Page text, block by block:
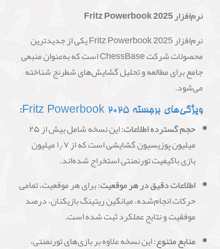
نرم‌افزار Fritz Powerbook 2025
نرم‌افزار Fritz Powerbook 2025 یکی از جدیدترین
محصولات شرکت ChessBase است که به‌عنوان منبعی
جامع برای مطالعه و تحلیل گشایش‌های شطرنج شناخته
می‌شود.
ویژگی‌های برجسته Fritz Powerbook 2025:
حجم گسترده اطلاعات:
این نسخه شامل بیش از ۲۵
میلیون پوزیسیون گشایشی است که از ۱٫۷ میلیون
بازی باکیفیت تورنمنتی استخراج شده‌اند.
اطلاعات دقیق در هر موقعیت:برای هر موقعیت، تمامی
حرکات انجام‌شده، میانگین ریتینگ بازیکنان، درصد
موفقیت و نتایج عملکرد ثبت شده است.
منابع متنوع:این نسخه علاوه بر بازی‌های تورنمنتی،